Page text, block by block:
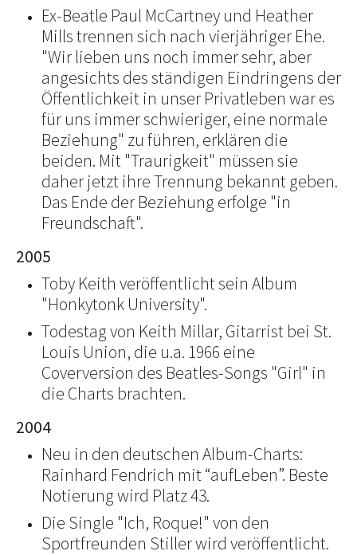
Ex-Beatle Paul McCartney und Heather
Mills trennen sich nach vierjähriger Ehe.
"Wir lieben uns noch immer sehr, aber
angesichts des ständigen Eindringens der
Öffentlichkeit in unser Privatleben war es
für uns immer schwieriger, eine normale
Beziehung" zu führen, erklären die
beiden. Mit "Traurigkeit" müssen sie
daher jetzt ihre Trennung bekannt geben.
Das Ende der Beziehung erfolge "in
Freundschaft".
2005
Toby Keith veröffentlicht sein Album
"Honkytonk University".
Todestag von Keith Millar, Gitarrist bei St.
Louis Union, die u.a. 1966 eine
Coverversion des Beatles-Songs "Girl" in
die Charts brachten.
2004
Neu in den deutschen Album-Charts:
Rainhard Fendrich mit “aufLeben”. Beste
Notierung wird Platz 43.
Die Single "Ich, Roque!" von den
Sportfreunden Stiller wird veröffentlicht.